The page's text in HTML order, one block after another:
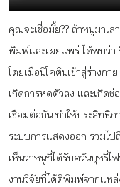
เข้าสู่ระบบ/ส
EN
คุณจะเชื่อมั้ย?? ถ้าหนูมาเ
พิมพ์และเผยแพร่ ได้พบว่า
โดยเมื่อนิโคตินเข้าสู่ร่างก
เกิดการหดตัวลง และเกิดช่
เชื่อมต่อกัน ทำให้ประสิทธิ
ระบบการแสดงออก รวมไ
เห็นว่าหนูที่ได้รับควันบุหรี่ไ
งานวิจัยที่ได้ตีพิมพ์จากแห